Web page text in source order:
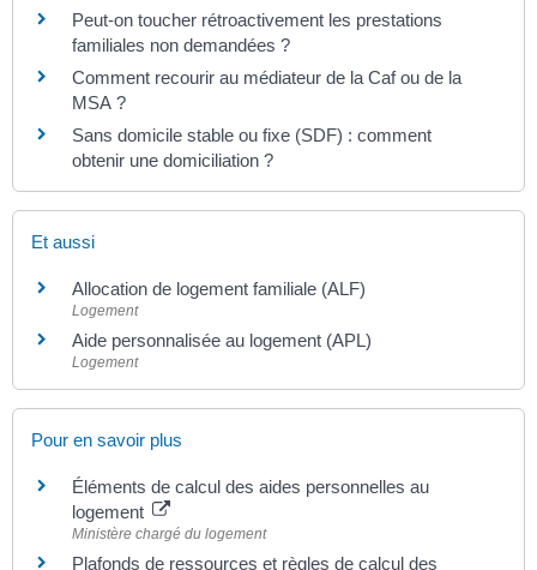
Peut-on toucher rétroactivement les prestations
familiales non demandées ?
Comment recourir au médiateur de la Caf ou de la
MSA ?
Sans domicile stable ou fixe (SDF) : comment
obtenir une domiciliation ?
Et aussi
Allocation de logement familiale (ALF)
Logement
Aide personnalisée au logement (APL)
Logement
Pour en savoir plus
Éléments de calcul des aides personnelles au
logement
Ministère chargé du logement
Plafonds de ressources et règles de calcul des